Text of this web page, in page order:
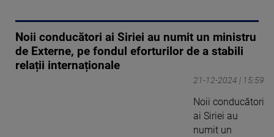
Noii conducători ai Siriei au numit un ministru
de Externe, pe fondul eforturilor de a stabili
relații internaționale
21-12-2024 | 15:59
Noii conducători
ai Siriei au
numit un